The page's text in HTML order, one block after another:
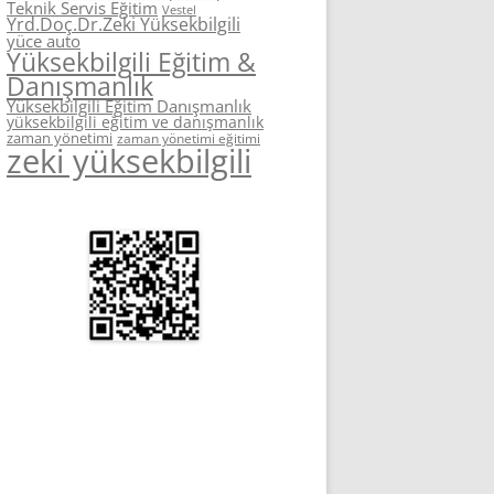
Teknik Servis Eğitim Vestel
Yrd.Doç.Dr.Zeki Yüksekbilgili
yüce auto
Yüksekbilgili Eğitim &
Danışmanlık
Yüksekbilgili Eğitim Danışmanlık
yüksekbilgili eğitim ve danışmanlık
zaman yönetimi zaman yönetimi eğitimi
zeki yüksekbilgili